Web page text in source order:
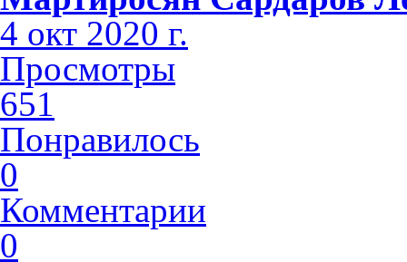
4 окт 2020 г.
Просмотры
651
Понравилось
0
Комментарии
0